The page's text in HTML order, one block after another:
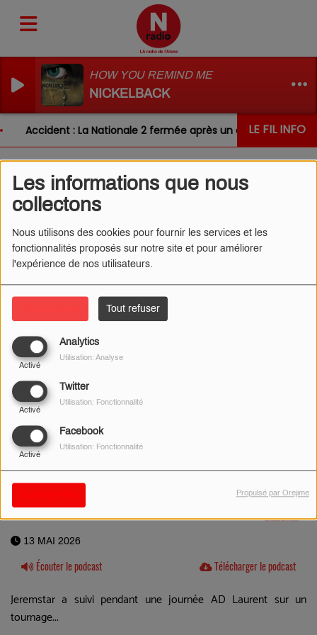
Les informations que nous
collectons
Nous utilisons des cookies pour fournir les services et les
fonctionnalités proposés sur notre site et pour améliorer
l'expérience de nos utilisateurs.
Tout refuser
Analytics
Activé
Utilisation: Analyse
Twitter
Activé
Utilisation: Fonctionnalité
Facebook
Activé
Utilisation: Fonctionnalité
Propulsé par Orejime
HOW YOU REMIND ME
NICKELBACK
LE FIL INFO
Accident : La Nationale 2 fermée après un choc entre
L'ŒIL DE CÉDRIC 13/05/2026
13 MAI 2026
Écouter le podcast Télécharger le podcast
Jeremstar a suivi pendant une journée AD Laurent sur un
tournage...